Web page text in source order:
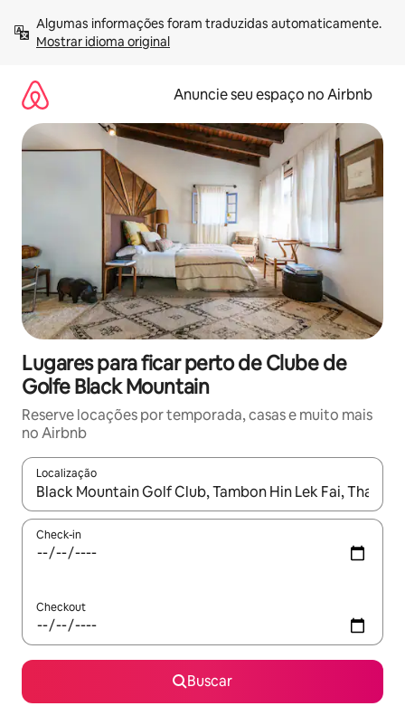
para
Mostrar idioma original
Anuncie seu espaço no Airbnb
Lugares para ficar perto de Clube de
Golfe Black Mountain
Reserve locações por temporada, casas e muito mais
no Airbnb
Localização
Quando os resultados estiverem disponíveis, explore-os
Check-in
Checkout
Buscar